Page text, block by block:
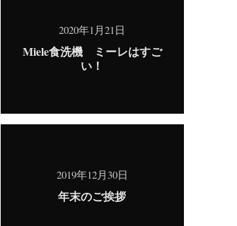
2020年1月21日
Miele食洗機 ミーレはすご
い！
2019年12月30日
年末のご挨拶